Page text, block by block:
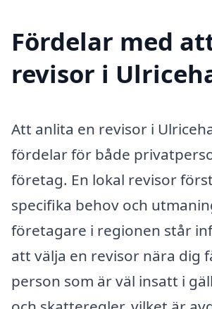
Fördelar med
revisor i
Att anlita en revisor i
fördelar för både
företag. En lokal revisor
specifika behov och
företagare i regionen står
att välja en revisor nära dig
person som är väl insatt i